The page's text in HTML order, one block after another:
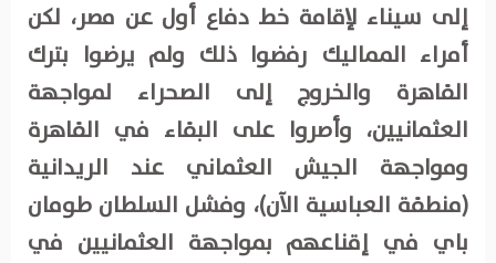
إلى سيناء لإقامة خط دفاع أول عن مصر، لكن
أمراء المماليك رفضوا ذلك ولم يرضوا بترك
القاهرة والخروج إلى الصحراء لمواجهة
العثمانيين، وأصروا على البقاء في القاهرة
ومواجهة الجيش العثماني عند الريدانية
(منطقة العباسية الآن)، وفشل السلطان طومان
باي في إقناعهم بمواجهة العثمانيين في